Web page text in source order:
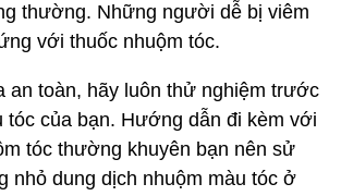
thường. Những người dễ bị viêm
với thuốc nhuộm tóc.
an toàn, hãy luôn thử nghiệm trước
tóc của bạn. Hướng dẫn đi kèm với
tóc thường khuyên bạn nên sử
nhỏ dung dịch nhuộm màu tóc ở